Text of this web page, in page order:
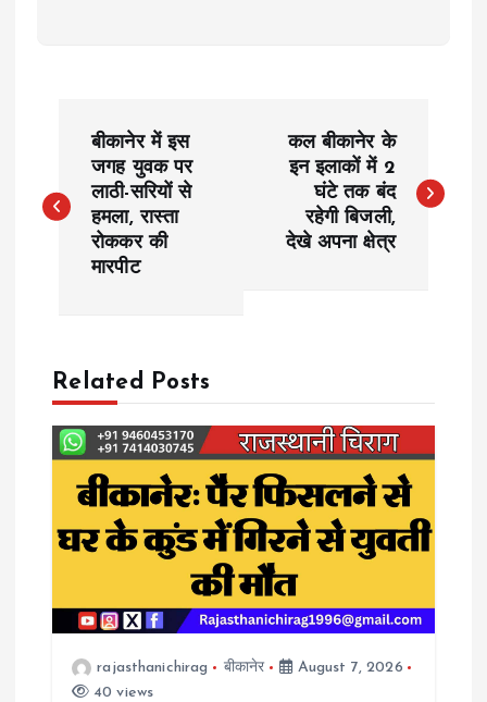
s
a
v
g
a
बीकानेर में इस
जगह युवक पर
लाठी-सरियों से
हमला, रास्ता
रोककर की
मारपीट
कल बीकानेर के
इन इलाकों में 2
घंटे तक बंद
रहेगी बिजली,
देखे अपना क्षेत्र
Related Posts
rajasthanichirag बीकानेर
August 7, 2026
40 views